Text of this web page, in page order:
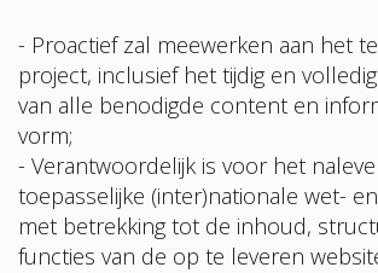
- Proactief zal meewerken aan het
project, inclusief het tijdig en
van alle benodigde content en
vorm;
- Verantwoordelijk is voor het
toepasselijke (inter)nationale wet-
met betrekking tot de inhoud,
functies van de op te leveren